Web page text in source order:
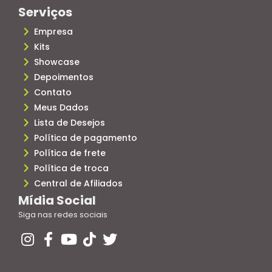
Serviços
Empresa
Kits
Showcase
Depoimentos
Contato
Meus Dados
Lista de Desejos
Política de pagamento
Política de frete
Política de troca
Central de Afiliados
Mídia Social
Siga nas redes sociais